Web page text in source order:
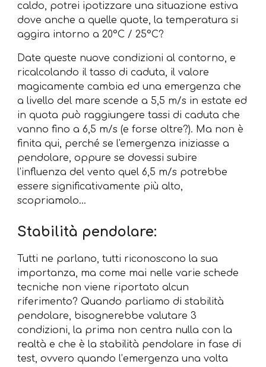
caldo, potrei ipotizzare una situazione estiva
dove anche a quelle quote, la temperatura si
aggira intorno a 20°C / 25°C?
Date queste nuove condizioni al contorno, e
ricalcolando il tasso di caduta, il valore
magicamente cambia ed una emergenza che
a livello del mare scende a 5,5 m/s in estate ed
in quota può raggiungere tassi di caduta che
vanno fino a 6,5 m/s (e forse oltre?). Ma non è
finita qui, perché se l'emergenza iniziasse a
pendolare, oppure se dovessi subire
l’influenza del vento quel 6,5 m/s potrebbe
essere significativamente più alto,
scopriamolo…
Stabilità pendolare:
Tutti ne parlano, tutti riconoscono la sua
importanza, ma come mai nelle varie schede
tecniche non viene riportato alcun
riferimento? Quando parliamo di stabilità
pendolare, bisognerebbe valutare 3
condizioni, la prima non centra nulla con la
realtà e che è la stabilità pendolare in fase di
test, ovvero quando l’emergenza una volta